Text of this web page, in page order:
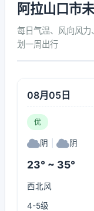
阿拉山口市
每日气温、风向风
划一周出行
08月05日
优
阴 阴
23° ~ 35°
西北风
4-5级